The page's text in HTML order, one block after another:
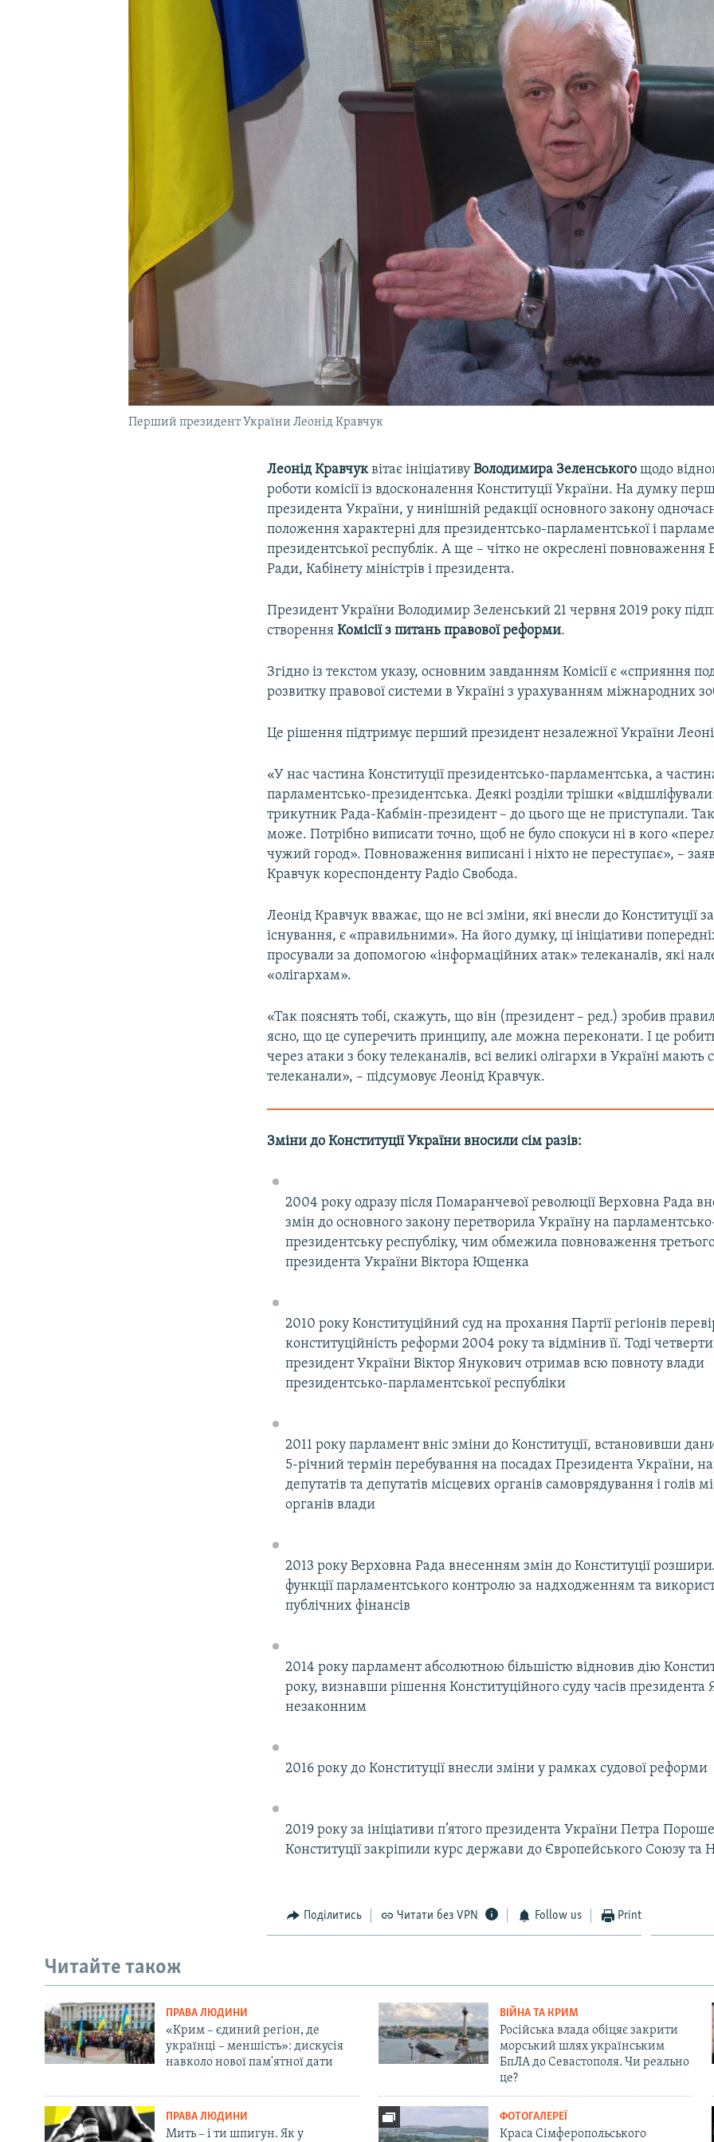
Перший президент України Леонід Кравчук
Леонід Кравчуквітає ініціативуВолодимира Зеленськогощодо
роботи комісії із вдосконалення Конституції України. На думку
президента України, у нинішній редакції основного закону
положення характерні для президентсько-парламентської і
президентської республік. А ще – чітко не окреслені повноваження
Ради, Кабінету міністрів і президента.
Президент України Володимир Зеленський 21 червня 2019 року
створенняКомісії з питань правової реформи.
Згідно із текстом указу, основним завданням Комісії є «сприяння
розвитку правової системи в Україні з урахуванням міжнародних
Це рішення підтримує перший президент незалежної України
«У нас частина Конституції президентсько-парламентська, а
парламентсько-президентська. Деякі розділи трішки
трикутник Рада-Кабмін-президент – до цього ще не приступали.
може. Потрібно виписати точно, щоб не було спокуси ні в кого
чужий город». Повноваження виписані і ніхто не переступає», –
Кравчук кореспонденту Радіо Свобода.
Леонід Кравчук вважає, що не всі зміни, які внесли до Конституції за
існування, є «правильними». На його думку, ці ініціативи
просували за допомогою «інформаційних атак» телеканалів, які
«олігархам».
«Так пояснять тобі, скажуть, що він (президент – ред.) зробив
ясно, що це суперечить принципу, але можна переконати. І це
через атаки з боку телеканалів, всі великі олігархи в Україні мають
телеканали», – підсумовує Леонід Кравчук.
Зміни до Конституції України вносили сім разів:
2004 року одразу після Помаранчевої революції Верховна Рада
змін до основного закону перетворила Україну на
президентську республіку, чим обмежила повноваження
президента України Віктора Ющенка
2010 року Конституційний суд на прохання Партії регіонів
конституційність реформи 2004 року та відмінив її. Тоді
президент України Віктор Янукович отримав всю повноту влади
президентсько-парламентської республіки
2011 року парламент вніс зміни до Конституції, встановивши
5-річний термін перебування на посадах Президента України,
депутатів та депутатів місцевих органів самоврядування і голів
органів влади
2013 року Верховна Рада внесенням змін до Конституції
функції парламентського контролю за надходженням та
публічних фінансів
2014 року парламент абсолютною більшістю відновив дію
року, визнавши рішення Конституційного суду часів президента
незаконним
2016 року до Конституції внесли зміни у рамках судової реформи
2019 року за ініціативи п’ятого президента України Петра
Конституції закріпили курс держави до Європейського Союзу та
Поділитись Читати без VPN Follow us Print
Читайте також
ПРАВА ЛЮДИНИ
«Крим – єдиний регіон, де
українці – меншість»: дискусія
навколо нової пам'ятної дати
ВІЙНА ТА КРИМ
Російська влада обіцяє закрити
морський шлях українським
БпЛА до Севастополя. Чи реально
це?
ПРАВА ЛЮДИНИ
Мить – і ти шпигун. Як у
ФОТОГАЛЕРЕЇ
Краса Сімферопольського